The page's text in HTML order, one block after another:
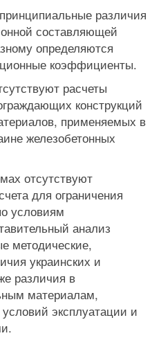
различия
составляющей
определяются
коэффициенты.
расчеты
конструкций
применяемых в
железобетонных
отсутствуют
для ограничения
условиям
анализ
методические,
украинских и
различия в
материалам,
эксплуатации и